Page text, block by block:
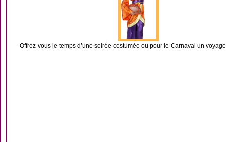
Offrez-vous le temps d’une soirée costumée ou pour le Carnaval un